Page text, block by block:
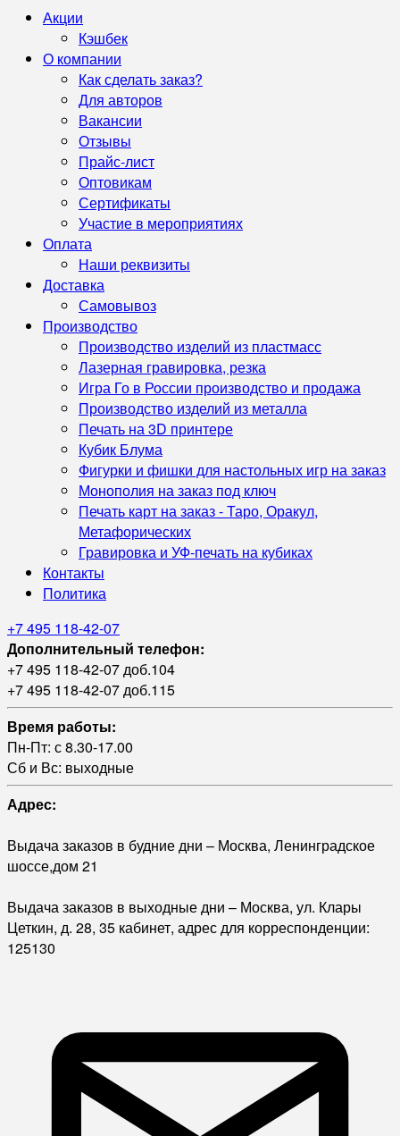
Акции
Кэшбек
О компании
Как сделать заказ?
Для авторов
Вакансии
Отзывы
Прайс-лист
Оптовикам
Сертификаты
Участие в мероприятиях
Оплата
Наши реквизиты
Доставка
Самовывоз
Производство
Производство изделий из пластмасс
Лазерная гравировка, резка
Игра Го в России производство и продажа
Производство изделий из металла
Печать на 3D принтере
Кубик Блума
Фигурки и фишки для настольных игр на заказ
Монополия на заказ под ключ
Печать карт на заказ - Таро, Оракул,
Метафорических
Гравировка и УФ‑печать на кубиках
Контакты
Политика
+7 495 118-42-07
Дополнительный телефон:
+7 495 118-42-07 доб.104
+7 495 118-42-07 доб.115
Время работы:
Пн-Пт: с 8.30-17.00
Сб и Вс: выходные
Адрес:
Выдача заказов в будние дни – Москва, Ленинградское
шоссе,дом 21
Выдача заказов в выходные дни – Москва, ул. Клары
Цеткин, д. 28, 35 кабинет, адрес для корреспонденции:
125130